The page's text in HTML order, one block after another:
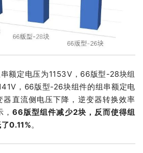
额定电压为1153V，66版型-28块组
，66版型-26块组件的组串额定电
器直流侧电压下降，逆变器转换效率
，66版型组件减少2块，反而使得组
0.11%。